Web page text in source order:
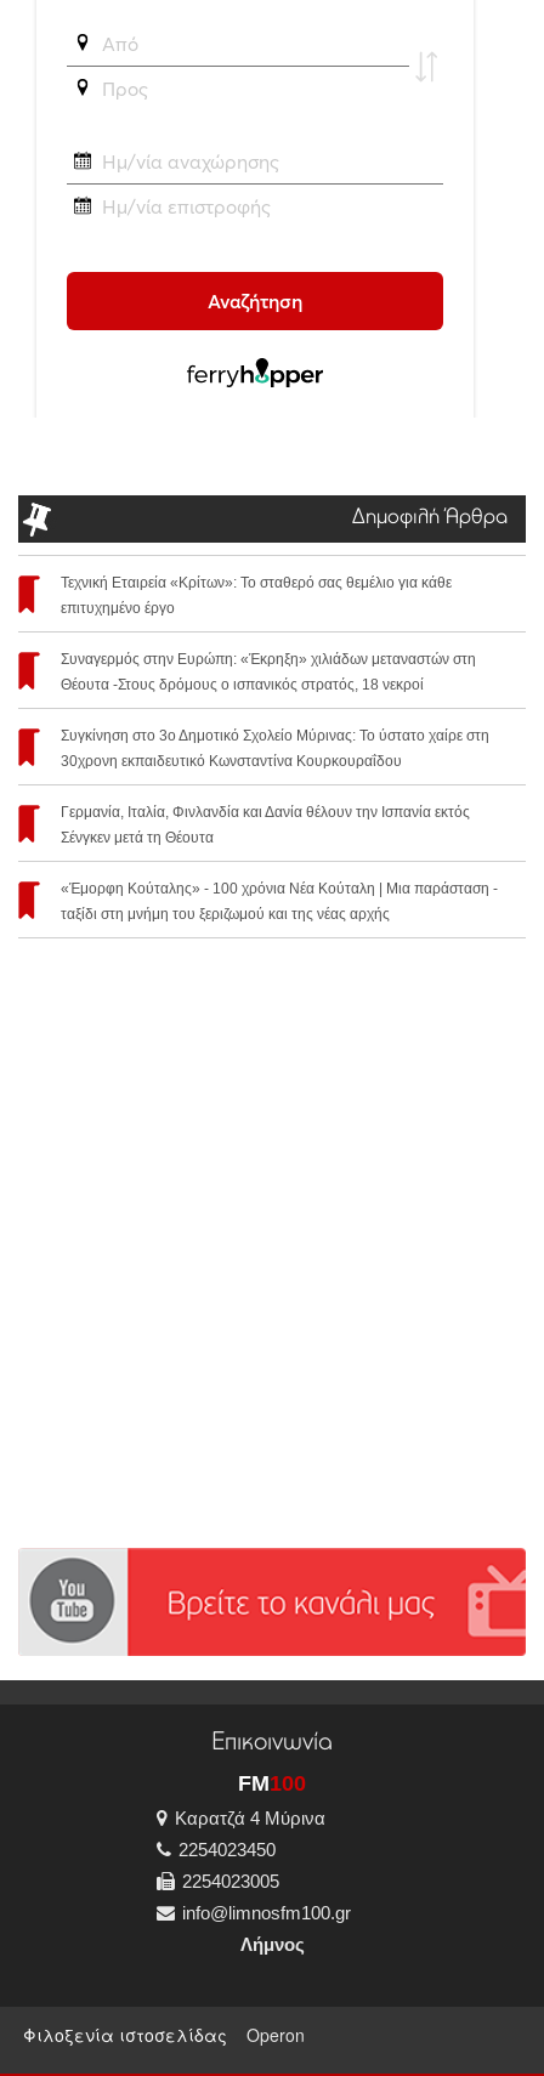
Δημοφιλή Άρθρα
Τεχνική Εταιρεία «Κρίτων»: Το σταθερό σας θεμέλιο για κάθε
επιτυχημένο έργο
Συναγερμός στην Ευρώπη: «Έκρηξη» χιλιάδων μεταναστών στη
Θέουτα -Στους δρόμους ο ισπανικός στρατός, 18 νεκροί
Συγκίνηση στο 3ο Δημοτικό Σχολείο Μύρινας: Το ύστατο χαίρε στη
30χρονη εκπαιδευτικό Κωνσταντίνα Κουρκουραΐδου
Γερμανία, Ιταλία, Φινλανδία και Δανία θέλουν την Ισπανία εκτός
Σένγκεν μετά τη Θέουτα
«Έμορφη Κούταλης» - 100 χρόνια Νέα Κούταλη | Μια παράσταση -
ταξίδι στη μνήμη του ξεριζωμού και της νέας αρχής
Επικοινωνία
FM100
Καρατζά 4 Μύρινα
2254023450
2254023005
info@limnosfm100.gr
Λήμνος
Φιλοξενία ιστοσελίδας Operon